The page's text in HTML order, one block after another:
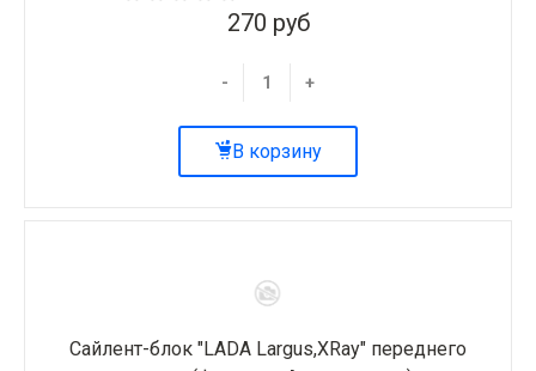
270 руб
- +
В корзину
Сайлент-блок "LADA Largus,XRay" переднего